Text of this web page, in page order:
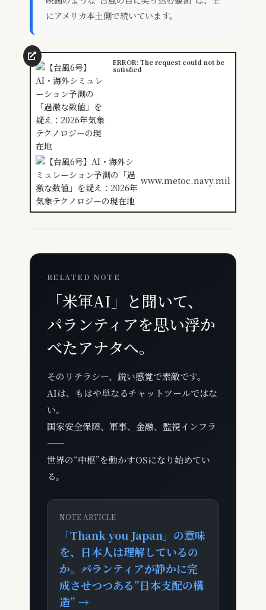
にアメリカ本土側で続いています。
ERROR: The request could not be
satisfied
www.metoc.navy.mil
RELATED NOTE
「米軍AI」と聞いて、
パランティアを思い浮か
べたアナタへ。
そのリテラシー、鋭い感覚で素敵です。
AIは、もはや単なるチャットツールではな
い。
国家安全保障、軍事、金融、監視インフラ
——
世界の“中枢”を動かすOSになり始めてい
る。
NOTE ARTICLE
「Thank you Japan」の意味
を、日本人は理解しているの
か。――パランティアが静かに完
成させつつある”日本支配の構
造” →